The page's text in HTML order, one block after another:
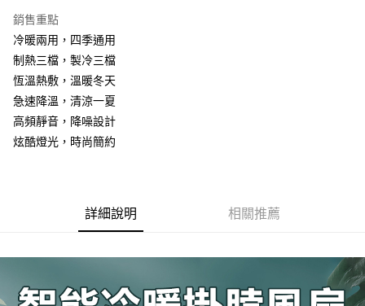
1.本服務係由「台灣大哥大股份有限公司」（以下簡稱本公司）所提供，讓
用戶於交易時，得透過本服務購買商品或服務，並由商店將買賣／分期付款
2.基於同意付款使用「大哥付你分期」之契約關係目的，商店將以您的個人
資料（包含姓名、電話或地址）提供予台灣大哥大進項蒐集、處理及利用，
由本公司與您本人進行分期帳單所需資料之確認、核對及更正。
3.完整用戶服務條款，請詳閱以下連結：
ATM／網路銀行／等多元方式進行付款，方視為交易完成。
※ 請注意：結帳手續完成當下不需立刻繳費，但若您需要取消訂單，請聯絡
購買商品的店家。未經商家同意取消之訂單仍視為有效，需透過AFTEE先享
後付繳納相關費用。
是否繳費成功／繳費後需取消欲退款等相關疑問，請聯繫「AFTEE先享後付
客戶支援中心」https://netprotections.freshdesk.com/support/home
【注意事項】
１．透過由恩沛科技股份有限公司提供之「AFTEE先享後付」服務完成之交
３．未成年的使用者請事先徵得法定代理人或監護人之同意方可使用
「AFTEE先享後付」，若未經同意申辦者引起之損失，本公司不負相關責
４．使用「AFTEE先享後付」時，將依據個別帳號之用戶狀況，依本公司即
時審查核予不同之上限額度；若仍有額度不足之情形，本公司將視審查結果
請求用戶進行身份認證。
宅配
每筆NT$100，滿NT$1,200(含以上)免運費
免運優惠
免運費
京站台北店客服中心(1F星巴克旁) 即日起不提供京站紙袋，取件時
請自備購物袋，若需購買紙袋可現場詢問
銷售重點
冷暖兩用，四季通用
制熱三檔，製冷三檔
恆溫熱敷，溫暖冬天
急速降溫，清涼一夏
高頻靜音，降噪設計
炫酷燈光，時尚簡約
詳細說明 相關推薦